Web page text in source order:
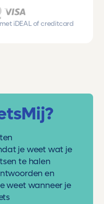
iDEAL of creditcard
je weet wat je
te halen
en
weet wanneer je